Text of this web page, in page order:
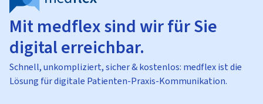
Mit medflex sind wir für Sie
digital erreichbar.
Schnell, unkompliziert, sicher & kostenlos: medflex ist die
Lösung für digitale Patienten-Praxis-Kommunikation.